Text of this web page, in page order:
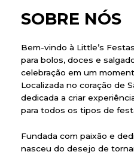
SOBRE NÓS
Bem-vindo à Little’s
para bolos, doces e
celebração em um
Localizada no coração de
dedicada a criar
para todos os tipos de
Fundada com paixão e
nasceu do desejo de